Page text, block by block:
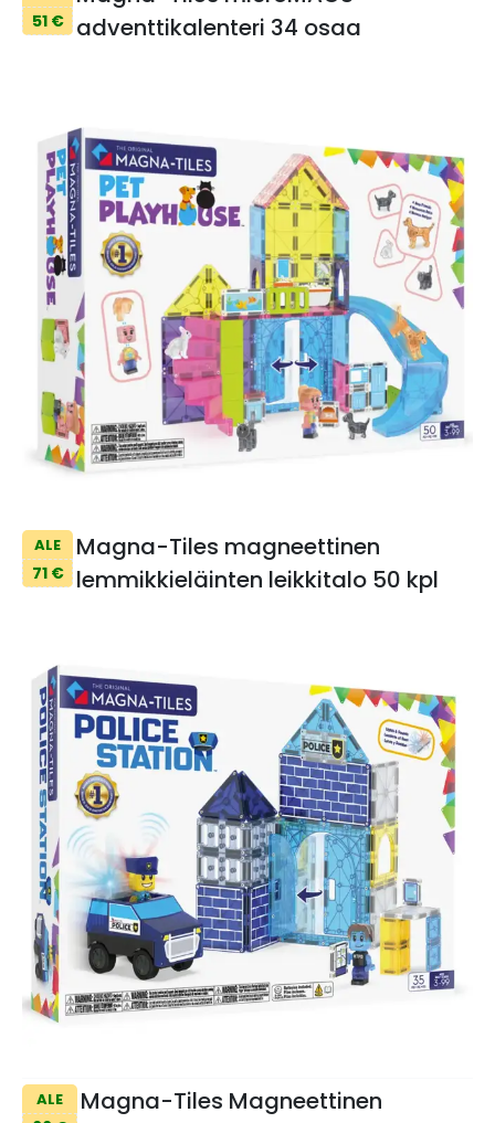
51 €
adventtikalenteri 34 osaa
ALE
71 €
Magna-Tiles magneettinen
lemmikkieläinten leikkitalo 50 kpl
ALE
Magna-Tiles Magneettinen